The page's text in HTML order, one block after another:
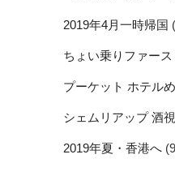
2019年4月一時帰国
ちょい乗りファー
プーケット ホテル
シェムリアップ 酒
2019年夏・香港へ